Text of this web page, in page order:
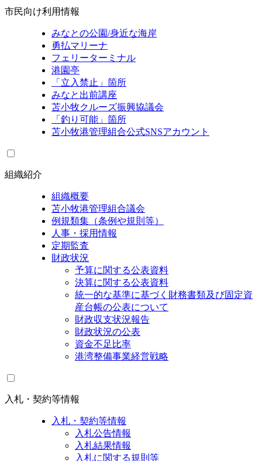
市民向け利用情報
みなとの公園/身近な海岸
勇払マリーナ
フェリーターミナル
港園亭
「立入禁止」箇所
みなと出前講座
苫小牧クルーズ振興協議会
「釣り可能」箇所
苫小牧港管理組合公式SNSアカウント
組織紹介
組織概要
苫小牧港管理組合議会
例規類集（条例や規則等）
人事・採用情報
定期監査
財政状況
予算に関する公表資料
決算に関する公表資料
統一的な基準に基づく財務書類及び固定資
産台帳の公表について
財政収支状況報告
財政状況の公表
資金不足比率
港湾整備事業経営戦略
入札・契約等情報
入札・契約等情報
入札公告情報
入札結果情報
入札に関する規則等